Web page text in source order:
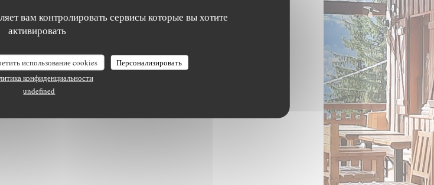
вам контролировать сервисы которые вы хотите
активировать
использование cookies
Персонализировать
конфиденциальности
undefined
Les Plats